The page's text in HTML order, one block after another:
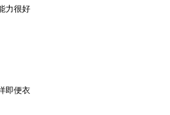
力很好
即便衣